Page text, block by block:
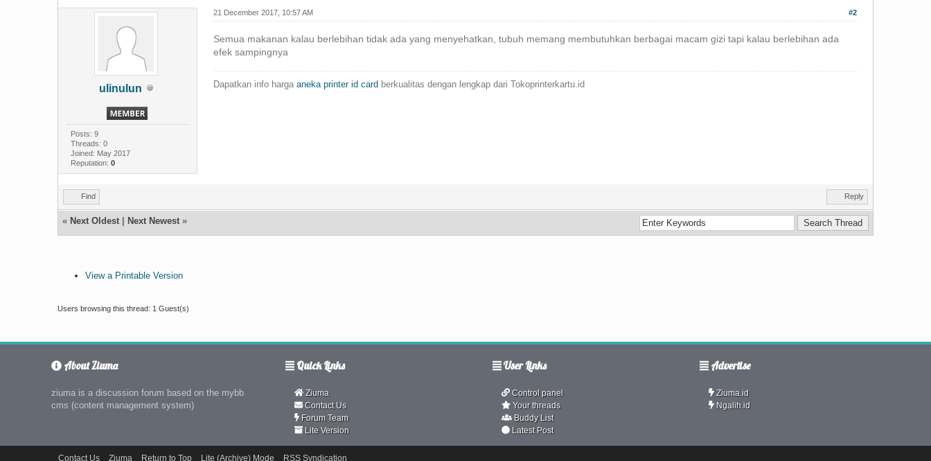
ulinulun
Posts: 9
Threads: 0
Joined: May 2017
Reputation: 0
#2
21 December 2017, 10:57 AM
Semua makanan kalau berlebihan tidak ada yang menyehatkan, tubuh memang membutuhkan berbagai macam gizi tapi kalau berlebihan ada
efek sampingnya
Dapatkan info hargaaneka printer id card berkualitas dengan lengkap dari Tokoprinterkartu.id
Find Reply
« Next Oldest| Next Newest»
View a Printable Version
Users browsing this thread: 1 Guest(s)
About Ziuma
ziuma is a discussion forum based on the mybb
cms (content management system)
Quick Links
Ziuma
Contact Us
Forum Team
Lite Version
User Links
Control panel
Your threads
Buddy List
Latest Post
Advertise
Ziuma.id
Ngalih.id
Contact Us Ziuma Return to Top Lite (Archive) Mode RSS Syndication